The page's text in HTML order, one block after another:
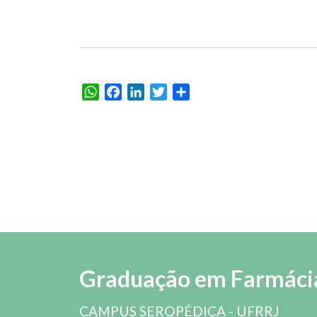
WhatsAppFacebookLinkedInTwitter
Graduação em
CAMPUS SEROPÉDICA - UFRRJ